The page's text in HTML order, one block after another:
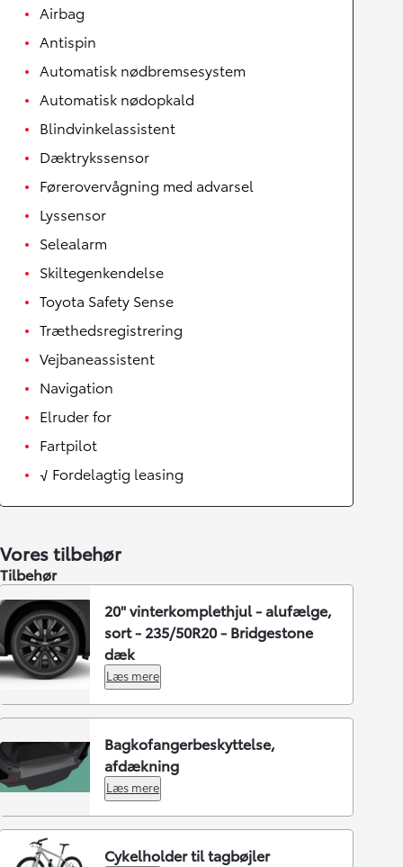
Airbag
Antispin
Automatisk nødbremsesystem
Automatisk nødopkald
Blindvinkelassistent
Dæktrykssensor
Førerovervågning med advarsel
Lyssensor
Selealarm
Skiltegenkendelse
Toyota Safety Sense
Træthedsregistrering
Vejbaneassistent
Navigation
Elruder for
Fartpilot
√ Fordelagtig leasing
Vores tilbehør
Tilbehør
20" vinterkomplethjul - alufælge,
sort - 235/50R20 - Bridgestone
dæk
Læs mere
Bagkofangerbeskyttelse,
afdækning
Læs mere
Cykelholder til tagbøjler